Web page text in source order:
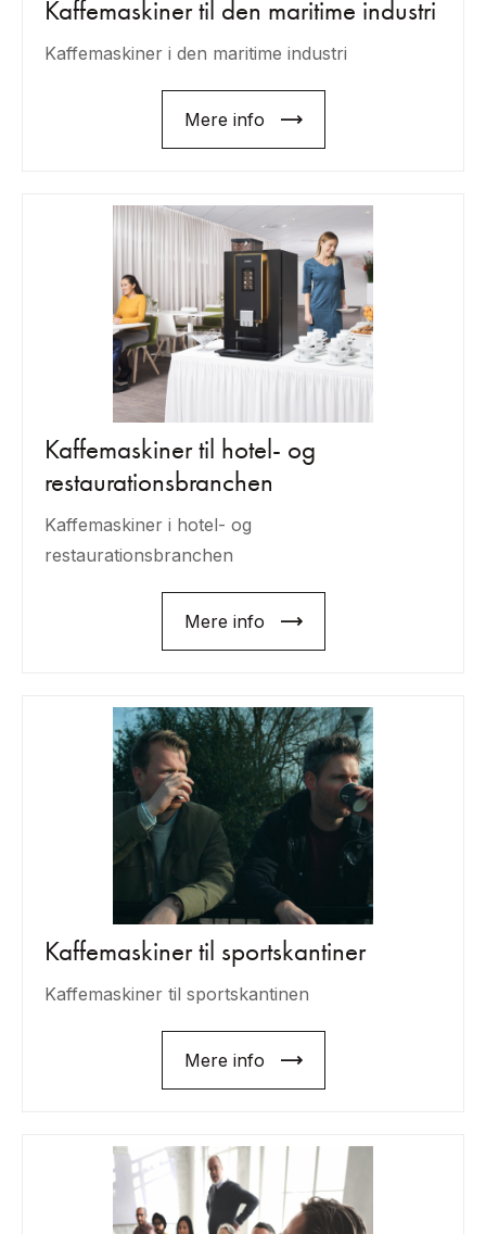
Kaffemaskiner til den maritime industri
Kaffemaskiner i den maritime industri
Mere info
Kaffemaskiner til hotel- og
restaurationsbranchen
Kaffemaskiner i hotel- og
restaurationsbranchen
Mere info
Kaffemaskiner til sportskantiner
Kaffemaskiner til sportskantinen
Mere info